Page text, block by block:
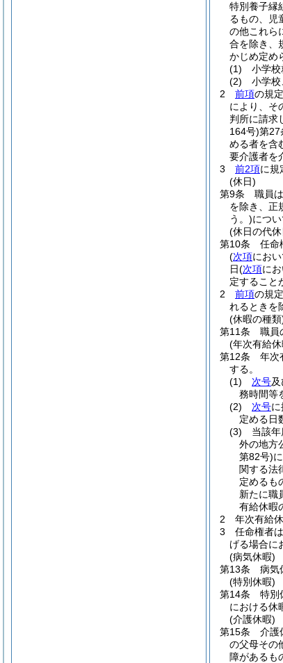
特別養子縁
るもの、児
の他これら
合を除き、
かじめ定め
(1)
小学校
(2)
小学
2
前項の規定
により、そ
判所に請求
164号)第27
める者を含
要介護者を
3
前2項に規
(休日)
第9条
職員
を除き、正
う。)につい
(休日の代
第10条
任命
(次項にお
日(次項に
定すること
2
前項の規
れるときを
(休暇の種類
第11条
職員
(年次有給
第12条
年次
する。
(1)
次号
務時間等
(2)
次号
定める日
(3)
当該
外の地方
第82号)
関する法
定めるも
新たに職
有給休暇
2
年次有給
3
任命権者
げる場合に
(病気休暇)
第13条
病気
(特別休暇)
第14条
特別
における休
(介護休暇)
第15条
介護
の父母その
障があるも